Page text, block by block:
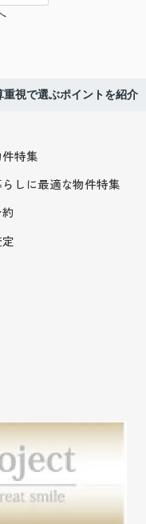
視で選ぶポイントを紹介
特集
しに最適な物件特集